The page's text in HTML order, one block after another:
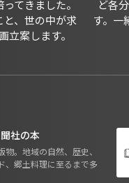
てきました。
、世の中が求
立案します。
ど各
す。一
社の本
。地域の自然、歴史、
、郷土料理に至るまで多